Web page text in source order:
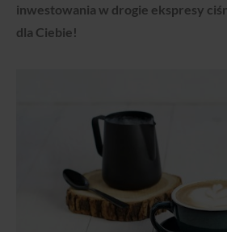
inwestowania w drogie ekspresy
dla Ciebie!